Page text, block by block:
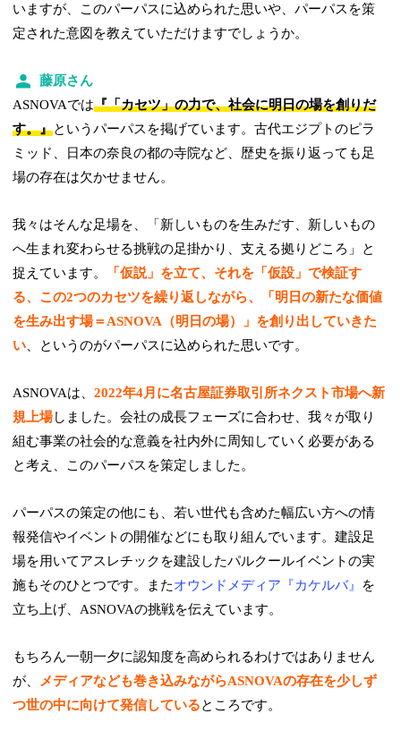
いますが、このパーパスに込められた思いや、パーパスを策
定された意図を教えていただけますでしょうか。
藤原さん
ASNOVAでは『「カセツ」の力で、社会に明日の場を創りだ
す。』というパーパスを掲げています。古代エジプトのピラ
ミッド、日本の奈良の都の寺院など、歴史を振り返っても足
場の存在は欠かせません。
我々はそんな足場を、「新しいものを生みだす、新しいもの
へ生まれ変わらせる挑戦の足掛かり、支える拠りどころ」と
捉えています。
「仮説」を立て、それを「仮設」で検証す
る、この2つのカセツを繰り返しながら、「明日の新たな価値
を生み出す場＝ASNOVA（明日の場）」を創り出していきた
い 、というのがパーパスに込められた思いです。
ASNOVAは、2022年4月に名古屋証券取引所ネクスト市場へ新
規上場しました。会社の成長フェーズに合わせ、我々が取り
組む事業の社会的な意義を社内外に周知していく必要がある
と考え、このパーパスを策定しました。
パーパスの策定の他にも、若い世代も含めた幅広い方への情
報発信やイベントの開催などにも取り組んでいます。建設足
場を用いてアスレチックを建設したパルクールイベントの実
施もそのひとつです。またオウンドメディア『カケルバ』
を
立ち上げ、ASNOVAの挑戦を伝えています。
もちろん一朝一夕に認知度を高められるわけではありません
が、
メディアなども巻き込みながらASNOVAの存在を少しず
つ世の中に向けて発信しているところです。